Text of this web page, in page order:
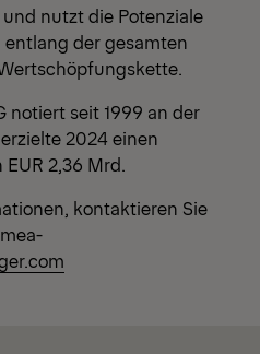
nutzt die Potenziale
der gesamten
notiert seit 1999 an der
2024 einen
2,36 Mrd.
kontaktieren Sie